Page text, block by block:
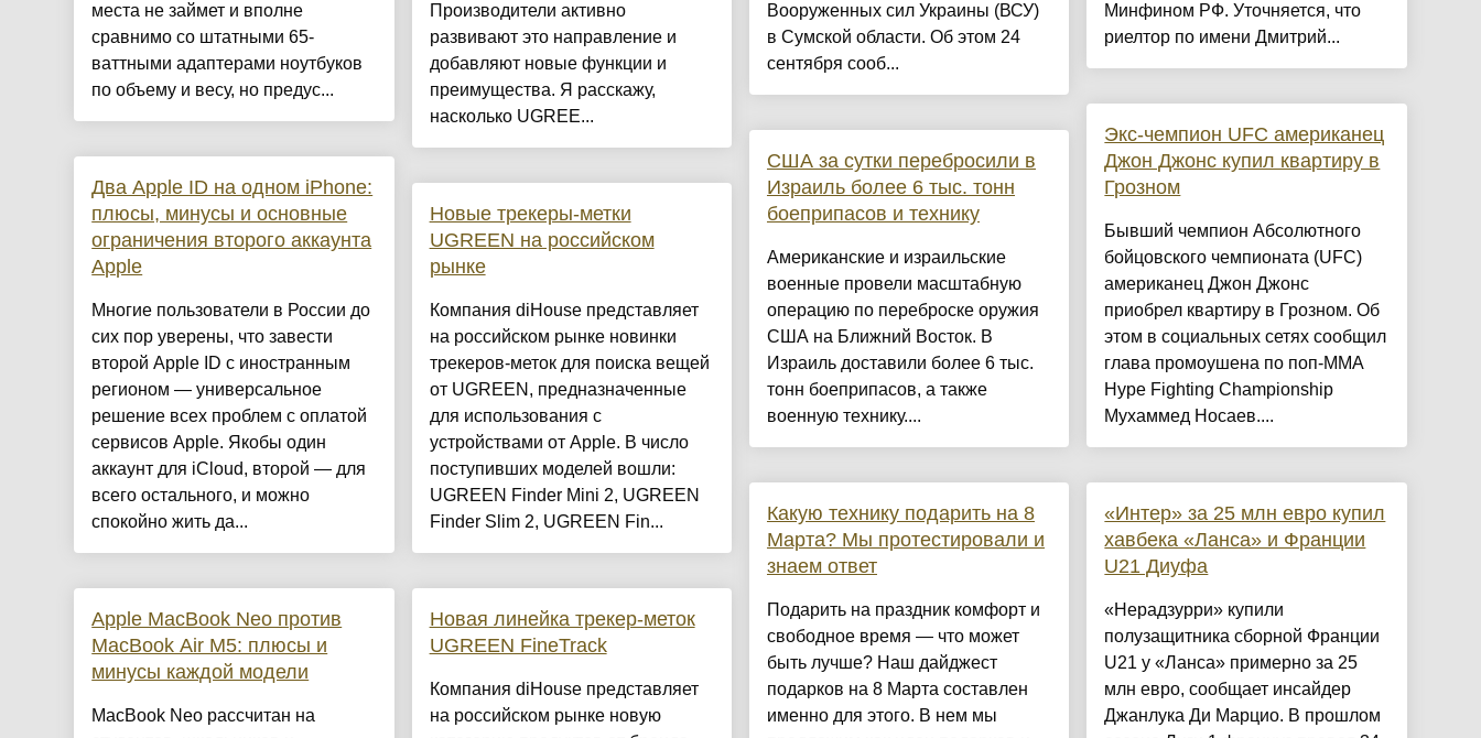
места не займет и вполне
сравнимо со штатными 65-
ваттными адаптерами ноутбуков
по объему и весу, но предус...
Два Apple ID на одном iPhone:
плюсы, минусы и основные
ограничения второго аккаунта
Apple
Многие пользователи в России до
сих пор уверены, что завести
второй Apple ID с иностранным
регионом — универсальное
решение всех проблем с оплатой
сервисов Apple. Якобы один
аккаунт для iCloud, второй — для
всего остального, и можно
спокойно жить да...
Apple MacBook Neo против
MacBook Air M5: плюсы и
минусы каждой модели
MacBook Neo рассчитан на
Производители активно
развивают это направление и
добавляют новые функции и
преимущества. Я расскажу,
насколько UGREE...
Новые трекеры-метки
UGREEN на российском
рынке
Компания diHouse представляет
на российском рынке новинки
трекеров-меток для поиска вещей
от UGREEN, предназначенные
для использования с
устройствами от Apple. В число
поступивших моделей вошли:
UGREEN Finder Mini 2, UGREEN
Finder Slim 2, UGREEN Fin...
Новая линейка трекер-меток
UGREEN FineTrack
Компания diHouse представляет
на российском рынке новую
Вооруженных сил Украины (ВСУ)
в Сумской области. Об этом 24
сентября сооб...
США за сутки перебросили в
Израиль более 6 тыс. тонн
боеприпасов и технику
Американские и израильские
военные провели масштабную
операцию по переброске оружия
США на Ближний Восток. В
Израиль доставили более 6 тыс.
тонн боеприпасов, а также
военную технику....
Какую технику подарить на 8
Марта? Мы протестировали и
знаем ответ
Подарить на праздник комфорт и
свободное время — что может
быть лучше? Наш дайджест
подарков на 8 Марта составлен
именно для этого. В нем мы
Минфином РФ. Уточняется, что
риелтор по имени Дмитрий...
Экс-чемпион UFC американец
Джон Джонс купил квартиру в
Грозном
Бывший чемпион Абсолютного
бойцовского чемпионата (UFC)
американец Джон Джонс
приобрел квартиру в Грозном. Об
этом в социальных сетях сообщил
глава промоушена по поп-ММА
Hype Fighting Championship
Мухаммед Носаев....
«Интер» за 25 млн евро купил
хавбека «Ланса» и Франции
U21 Диуфа
«Нерадзурри» купили
полузащитника сборной Франции
U21 у «Ланса» примерно за 25
млн евро, сообщает инсайдер
Джанлука Ди Марцио. В прошлом